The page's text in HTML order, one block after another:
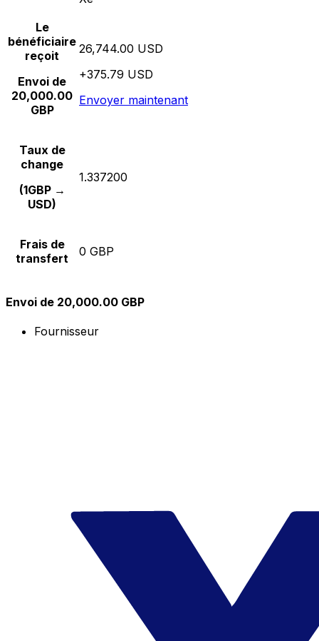
Le
bénéficiaire
reçoit
Envoi de
20,000.00
GBP
26,744.00 USD
+375.79 USD
Envoyer maintenant
Taux de
change
(1GBP →
USD)
1.337200
Frais de
transfert
0 GBP
Envoi de 20,000.00 GBP
Fournisseur